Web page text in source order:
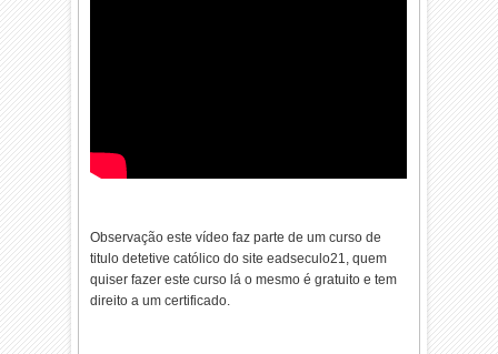
Observação este vídeo faz parte de um curso de
titulo detetive católico do site eadseculo21, quem
quiser fazer este curso lá o mesmo é gratuito e tem
direito a um certificado.